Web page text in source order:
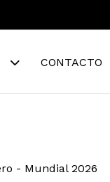
CONTACTO
- Mundial 2026